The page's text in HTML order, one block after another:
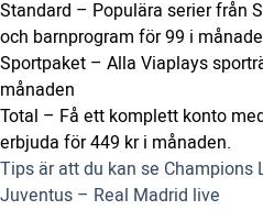
Standard – Populära serier från
och barnprogram för 99 i
Sportpaket – Alla Viaplays
månaden
Total – Få ett komplett konto
erbjuda för 449 kr i månaden.
Tips är att du kan se
Juventus – Real Madrid live